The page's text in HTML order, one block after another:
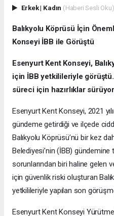
Erkek| Kadın (Haberi Sesli Oku)
Balıkyolu Köprüsü İçin
Konseyi İBB ile Görüştü
Esenyurt Kent Konseyi,
için İBB yetkilileriyle
süreci için hazırlıklar
Esenyurt Kent Konseyi, 2021
gündeme getirdiği ve ilçede
Balıkyolu Köprüsü’nü bir kez
Belediyesi’nin (İBB) gündemine
sorunlarından biri haline gelen
için güvenlik riski oluşturan
yetkilileriyle yapılan son
Esenyurt Kent Konseyi